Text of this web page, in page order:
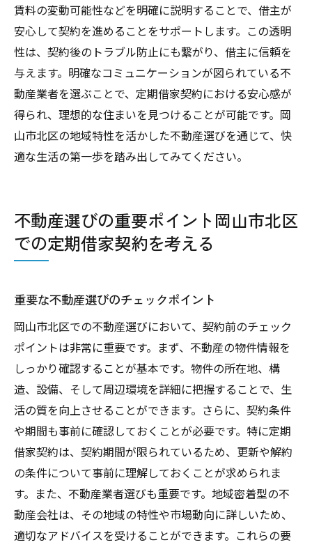
賃料の変動可能性などを明確に説明することで、借主が
安心して契約を進めることをサポートします。この透明
性は、契約後のトラブル防止にも繋がり、借主に信頼を
与えます。明確なコミュニケーションが図られている不
動産業者を選ぶことで、定期借家契約における安心感が
得られ、理想的な住まいを見つけることが可能です。岡
山市北区の地域特性を活かした不動産選びを通じて、快
適な生活の第一歩を踏み出してみてください。
不動産選びの重要ポイント岡山市北区
での定期借家契約を考える
重要な不動産選びのチェックポイント
岡山市北区での不動産選びにおいて、契約前のチェック
ポイントは非常に重要です。まず、不動産の物件情報を
しっかり確認することが基本です。物件の所在地、構
造、設備、そして周辺環境を詳細に把握することで、生
活の質を向上させることができます。さらに、契約条件
や期間も事前に確認しておくことが必要です。特に定期
借家契約は、契約期間が限られているため、更新や解約
の条件について事前に理解しておくことが求められま
す。また、不動産業者選びも重要です。地域密着型の不
動産会社は、その地域の特性や市場動向に詳しいため、
適切なアドバイスを受けることができます。これらの要